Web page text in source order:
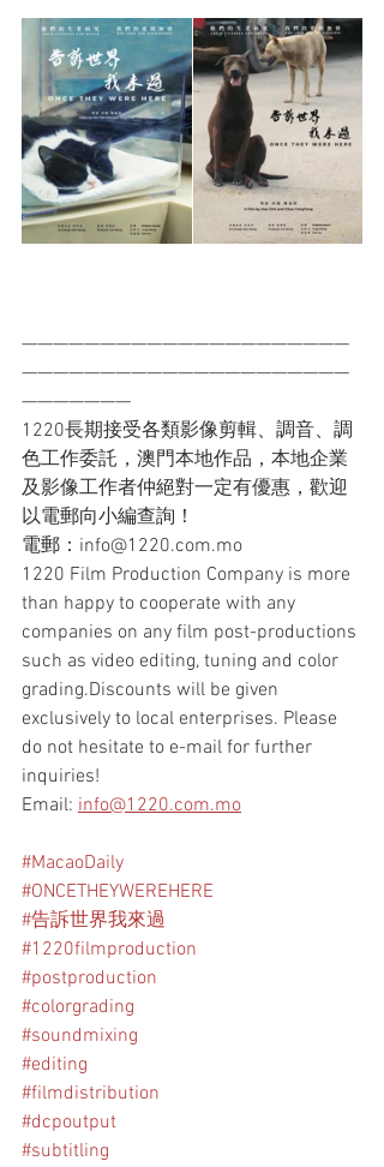
—————————————————————
—————————————————————
———————
1220長期接受各類影像剪輯、調音、調
色工作委託，澳門本地作品，本地企業
及影像工作者仲絕對一定有優惠，歡迎
以電郵向小編查詢！
電郵：info@1220.com.mo
1220 Film Production Company is more
than happy to cooperate with any
companies on any film post-productions
such as video editing, tuning and color
grading.Discounts will be given
exclusively to local enterprises. Please
do not hesitate to e-mail for further
inquiries!
Email: info@1220.com.mo
#MacaoDaily
#ONCETHEYWEREHERE
#告訴世界我來過
#1220filmproduction
#postproduction
#colorgrading
#soundmixing
#editing
#filmdistribution
#dcpoutput
#subtitling